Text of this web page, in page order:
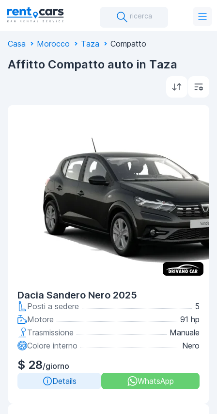
ricerca
Casa Morocco Taza Compatto
Affitto Compatto auto in Taza
Dacia Sandero Nero 2025
Posti a sedere
5
Motore
91 hp
Trasmissione
Manuale
Colore interno
Nero
$ 28/giorno
Details
WhatsApp